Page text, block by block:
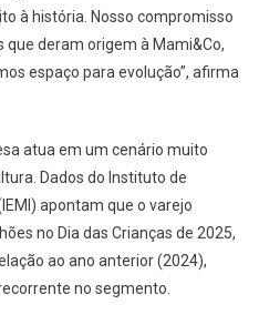
à história. Nosso compromisso
deram origem à Mami&Co,
espaço para evolução”, afirma
atua em um cenário muito
Dados do Instituto de
apontam que o varejo
no Dia das Crianças de 2025,
ao ano anterior (2024),
no segmento.